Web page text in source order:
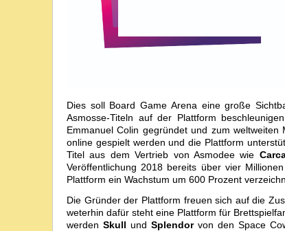
Dies soll Board Game Arena eine große
Asmosse-Titeln auf der Plattform
Emmanuel Colin gegründet und zum
online gespielt werden und die Plattform
Titel aus dem Vertrieb von Asmodee wie
Veröffentlichung 2018 bereits über vier
Plattform ein Wachstum um 600 Prozent
Die Gründer der Plattform freuen sich auf die
weterhin dafür steht eine Plattform für
werden Skull und Splendorvon den Space